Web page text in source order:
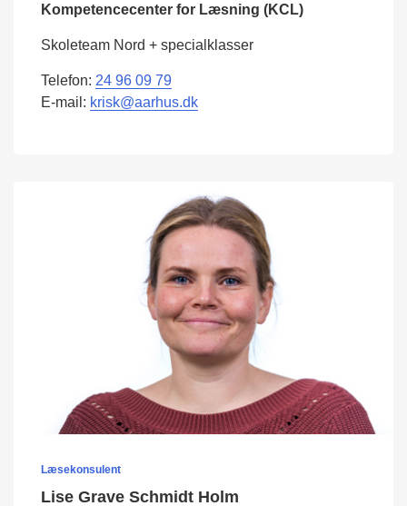
Kompetencecenter for Læsning (KCL)
Skoleteam Nord + specialklasser
Telefon: 24 96 09 79
E-mail: krisk@aarhus.dk
Læsekonsulent
Lise Grave Schmidt Holm